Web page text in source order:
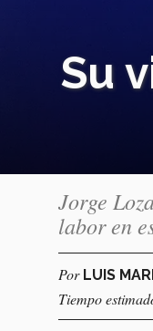
Su
Jorge
labor en
Por LUIS
Tiempo